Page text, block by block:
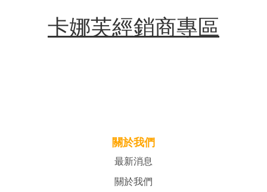
卡娜芙經銷商專區
關於我們
最新消息
關於我們